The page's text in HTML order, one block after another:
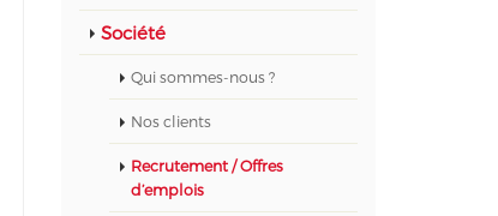
Société
Qui sommes-nous ?
Nos clients
Recrutement / Offres
d’emplois